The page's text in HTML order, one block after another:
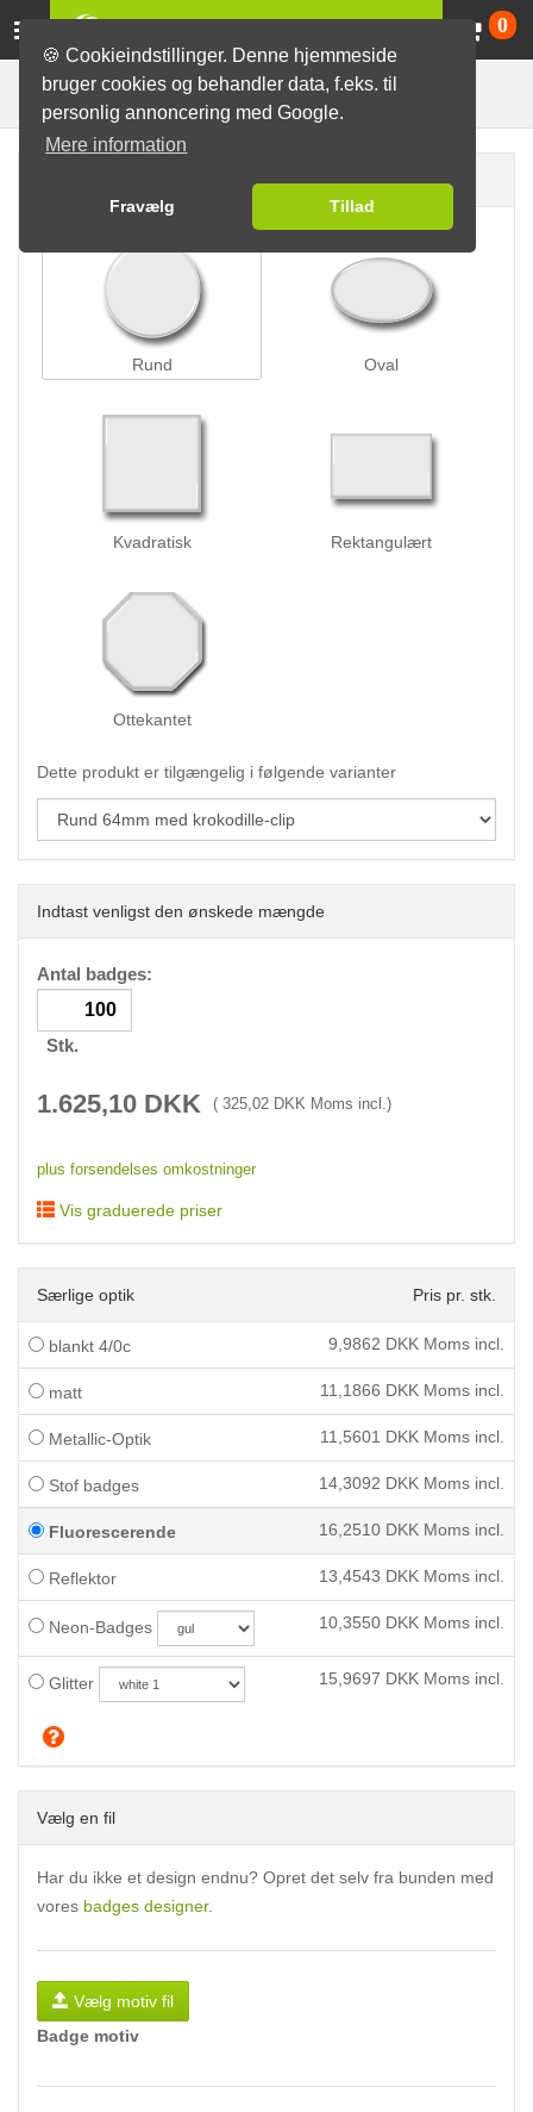
🍪 Cookieindstillinger. Denne hjemmeside
bruger cookies og behandler data, f.eks. til
personlig annoncering med Google.
Mere information
Fravælg Tillad
0
Badges Bøjlelås badges
Rund Oval
Kvadratisk Rektangulært
Ottekantet
Dette produkt er tilgængelig i følgende varianter
Indtast venligst den ønskede mængde
Antal badges:
Stk.
1.625,10 DKK ( 325,02 DKK Moms incl.)
plus forsendelses omkostninger
Vis graduerede priser
Særlige optik Pris pr. stk.
blankt 4/0c 9,9862 DKK Moms incl.
matt 11,1866 DKK Moms incl.
Metallic-Optik 11,5601 DKK Moms incl.
Stof badges 14,3092 DKK Moms incl.
Fluorescerende 16,2510 DKK Moms incl.
Reflektor 13,4543 DKK Moms incl.
Neon-Badges 10,3550 DKK Moms incl.
Glitter 15,9697 DKK Moms incl.
Vælg en fil
Har du ikke et design endnu? Opret det selv fra bunden med
vores badges designer.
Vælg motiv fil
Badge motiv